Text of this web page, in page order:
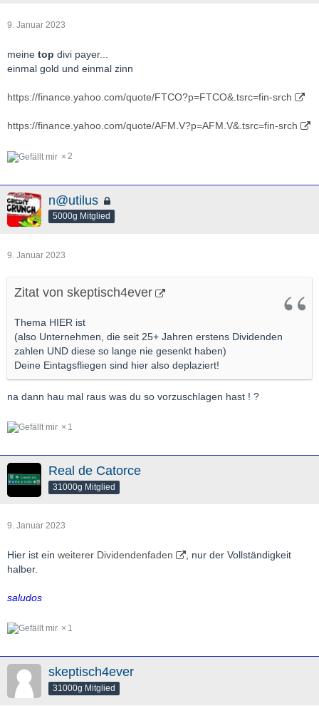
9. Januar 2023
meine top divi payer...
einmal gold und einmal zinn
https://finance.yahoo.com/quote/FTCO?p=FTCO&.tsrc=fin-srch
https://finance.yahoo.com/quote/AFM.V?p=AFM.V&.tsrc=fin-srch
2
n@utilus
5000g Mitglied
9. Januar 2023
Zitat von skeptisch4ever
Thema HIER ist
(also Unternehmen, die seit 25+ Jahren erstens Dividenden
zahlen UND diese so lange nie gesenkt haben)
Deine Eintagsfliegen sind hier also deplaziert!
na dann hau mal raus was du so vorzuschlagen hast ! ?
1
Real de Catorce
31000g Mitglied
9. Januar 2023
Hier ist ein weiterer Dividendenfaden
, nur der Vollständigkeit
halber.
saludos
1
skeptisch4ever
31000g Mitglied